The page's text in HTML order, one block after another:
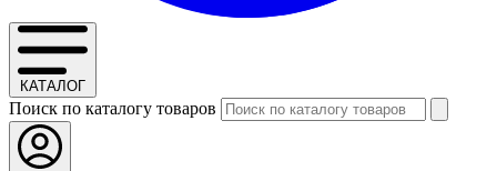
КАТАЛОГ
Поиск по каталогу товаров